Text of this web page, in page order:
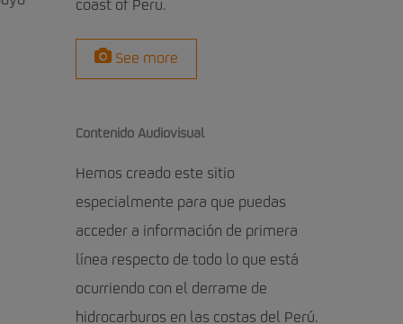
coast of Peru.
See more
Contenido Audiovisual
Hemos creado este sitio
especialmente para que puedas
acceder a información de primera
línea respecto de todo lo que está
ocurriendo con el derrame de
hidrocarburos en las costas del Perú.